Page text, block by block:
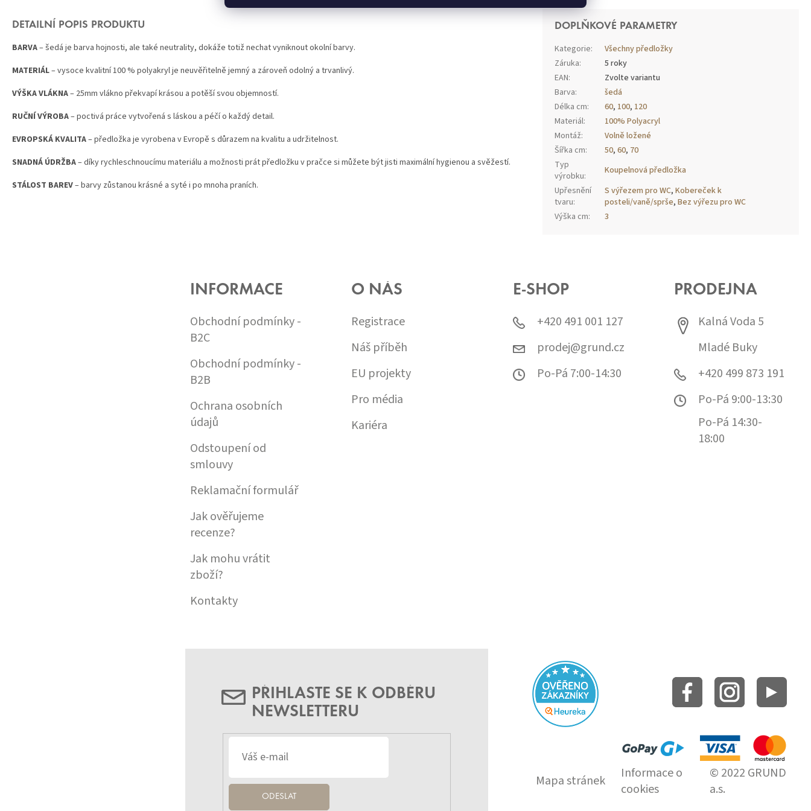
DETAILNÍ POPIS PRODUKTU
BARVA– šedá je barva hojnosti, ale také neutrality, dokáže totiž nechat vyniknout okolní barvy.
MATERIÁL– vysoce kvalitní 100 % polyakryl je neuvěřitelně jemný a zároveň odolný a trvanlivý.
VÝŠKA VLÁKNA– 25mm vlákno překvapí krásou a potěší svou objemností.
RUČNÍ VÝROBA– poctivá práce vytvořená s láskou a péčí o každý detail.
EVROPSKÁ KVALITA– předložka je vyrobena v Evropě s důrazem na kvalitu a udržitelnost.
SNADNÁ ÚDRŽBA– díky rychleschnoucímu materiálu a možnosti prát předložku v pračce si můžete být jisti maximální hygienou a svěžestí.
STÁLOST BAREV– barvy zůstanou krásné a syté i po mnoha praních.
DOPLŇKOVÉ PARAMETRY
Kategorie:
Všechny předložky
Záruka:
5 roky
EAN:
Zvolte variantu
Barva:
šedá
Délka cm: 60, 100, 120
Materiál:
100% Polyacryl
Montáž:
Volně ložené
Šířka cm: 50,60, 70
Typ
výrobku:
Koupelnová předložka
Upřesnění
tvaru:
S výřezem pro WC,Kobereček k
posteli/vaně/sprše,Bez výřezu pro WC
Výška cm:
3
INFORMACE
Obchodní podmínky -
B2C
Obchodní podmínky -
B2B
Ochrana osobních
údajů
Odstoupení od
smlouvy
Reklamační formulář
Jak ověřujeme
recenze?
Jak mohu vrátit
zboží?
Kontakty
O NÁS
Registrace
Náš příběh
EU projekty
Pro média
Kariéra
E-SHOP
+420 491 001 127
prodej@grund.cz
Po-Pá 7:00-14:30
PRODEJNA
Kalná Voda 5
Mladé Buky
+420 499 873 191
Po-Pá 9:00-13:30
Po-Pá 14:30-
18:00
PŘIHLASTE SE K ODBĚRU
NEWSLETTERU
ODESLAT
Mapa stránek
Informace o
cookies
© 2022 GRUND
a.s.